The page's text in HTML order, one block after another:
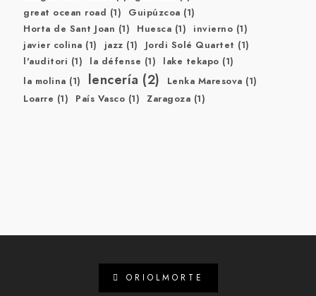
great ocean road (1) Guipúzcoa (1)
Horta de Sant Joan (1) Huesca (1) invierno (1)
javier colina (1) jazz (1) Jordi Solé Quartet (1)
l'auditori (1) la défense (1) lake tekapo (1)
la molina (1) lencería (2) Lenka Maresova (1)
Loarre (1) País Vasco (1) Zaragoza (1)
ORIOLMORTE